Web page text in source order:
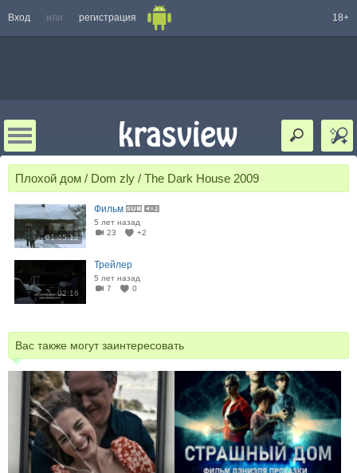
Вход или регистрация 18+
Плохой дом / Dom zly / The Dark House 2009
01:45:12
Фильм
5 лет назад
23
+2
02:16
Трейлер
5 лет назад
7
0
Вас также могут заинтересовать